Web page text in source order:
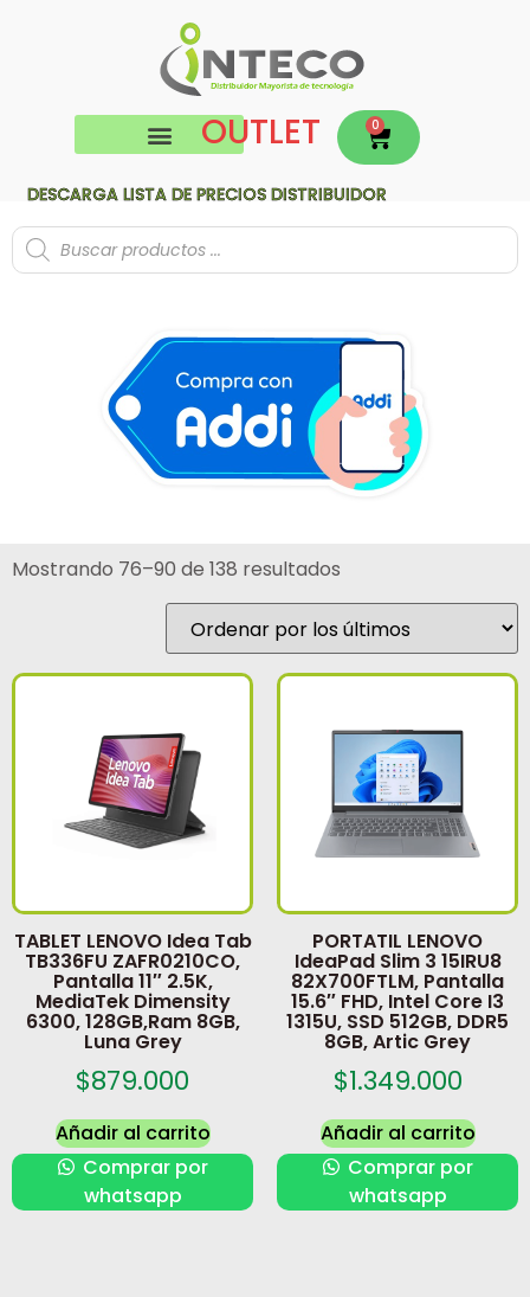
OUTLET 0
DESCARGA LISTA DE PRECIOS DISTRIBUIDOR
Mostrando 76–90 de 138 resultados
TABLET LENOVO Idea Tab
TB336FU ZAFR0210CO,
Pantalla 11″ 2.5K,
MediaTek Dimensity
6300, 128GB,Ram 8GB,
Luna Grey
$879.000
Añadir al carrito
Comprar por
whatsapp
PORTATIL LENOVO
IdeaPad Slim 3 15IRU8
82X700FTLM, Pantalla
15.6″ FHD, Intel Core I3
1315U, SSD 512GB, DDR5
8GB, Artic Grey
$1.349.000
Añadir al carrito
Comprar por
whatsapp